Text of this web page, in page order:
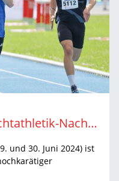
Württembergischer Leichtathletik-Nachwuchs trifft sich in Pliezhausen
und 30. Juni 2024) ist